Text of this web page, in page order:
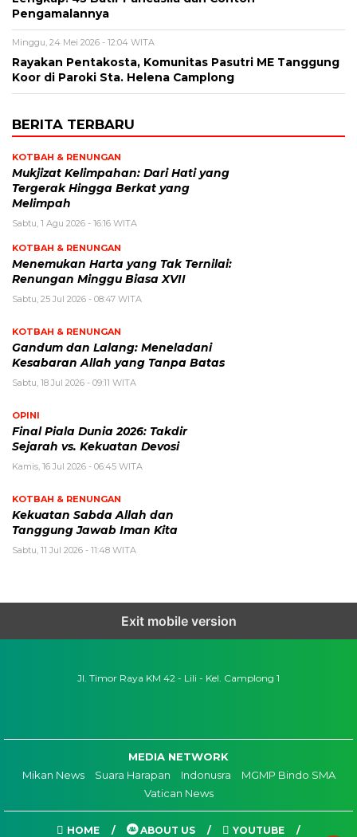
Pengamalannya
Minggu, 24 Mei 2026 - 12:04 WITA
Rayakan Pentakosta, Komunitas Pasutri ME Tanggung
Koor di Paroki Sta. Helena Camplong
BERITA TERBARU
KOTBAH & RENUNGAN
Mukjizat Kelimpahan: Dari Hati yang
Tergerak Hingga Berkat yang
Melimpah
Sabtu, 1 Agu 2026 - 16:16 WITA
KOTBAH & RENUNGAN
Menemukan Harta yang Tak Ternilai:
Renungan Minggu Biasa XVII
Sabtu, 25 Jul 2026 - 08:47 WITA
KOTBAH & RENUNGAN
Gandum dan Lalang: Meneladani
Kesabaran Allah yang Tanpa Batas
Sabtu, 18 Jul 2026 - 09:11 WITA
OPINI
Final Piala Dunia 2026: Takdir
Sejarah vs. Kekuatan Devosi
Kamis, 16 Jul 2026 - 06:45 WITA
KOTBAH & RENUNGAN
Kekuatan Sabda Allah dan
Tanggung Jawab Iman Kita
Sabtu, 11 Jul 2026 - 11:48 WITA
Exit mobile version
Jl. Timor Raya KM 42 - Lili - Kel. Camplong 1
MEDIA NETWORK
Mikan News
Suara Harapan Indonusra
MGMP Bindo SMA
Vatican News
HOME ABOUT US YOUTUBE